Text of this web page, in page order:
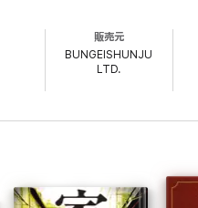
販売元
BUNGEISHUNJU
LTD.